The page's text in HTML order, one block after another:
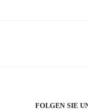
FOLGEN SIE